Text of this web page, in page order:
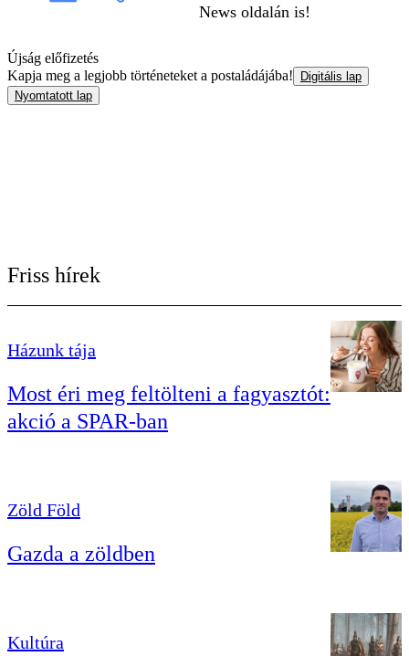
News oldalán is!
Újság előfizetés
Kapja meg a legjobb történeteket a postaládájába!
Digitális lap
Nyomtatott lap
Friss hírek
Házunk tája
Most éri meg feltölteni a fagyasztót:
akció a SPAR-ban
Zöld Föld
Gazda a zöldben
Kultúra